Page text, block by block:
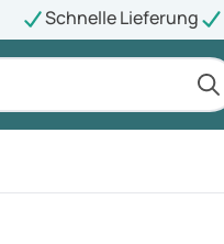
Schnelle Lieferung